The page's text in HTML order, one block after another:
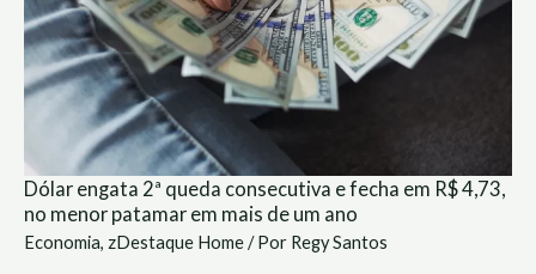
Dólar engata 2ª queda consecutiva e fecha em R$ 4,73,
no menor patamar em mais de um ano
Economia, zDestaque Home/ Por Regy Santos
menor
patamar
em
mais
de
um
ano